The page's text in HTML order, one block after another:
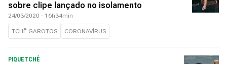
sobre clipe lançado no isolamento
24/03/2020 - 16h34min
TCHÊ GAROTOS CORONAVÍRUS
PIQUETCHÊ